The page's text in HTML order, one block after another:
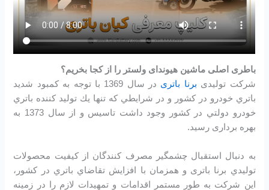
باطری اصلی ماشین هیوندای ولستر را از کجا بخریم؟
شرکت تولیدی برنا باتری
در سال 1369 با توجه به كمبود شديد
باتري خودرو در كشور و در شرايطي كه تنها يك توليد كننده باتري
خودرو دولتي در كشور وجود داشت تاسیس و از سال 1373 به
بهره برداری رسید.
به دنبال استقبال چشمگير مصرف كنندگان از كيفيت محصولات
توليدي برنا باتری و همزمان با افزايش تقاضاي باتري در كشور،
اين شرکت به طور مستمر اقدامات و تمهيدات لازم را در زمينه